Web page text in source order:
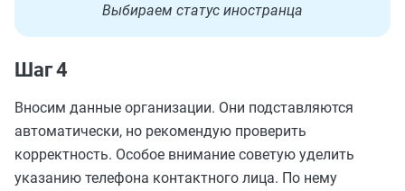
Выбираем статус иностранца
Шаг 4
Вносим данные организации. Они подставляются
автоматически, но рекомендую проверить
корректность. Особое внимание советую уделить
указанию телефона контактного лица. По нему